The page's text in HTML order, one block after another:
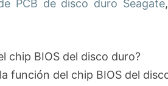
PCB de disco duro Seagate
chip BIOS del disco duro?
función del chip BIOS del